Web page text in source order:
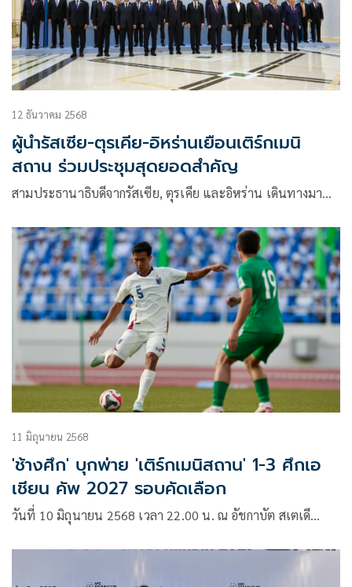
12 ธันวาคม 2568
ผู้นำรัสเซีย-ตุรเคีย-อิหร่านเยือนเติร์กเมนิ
สถาน ร่วมประชุมสุดยอดสำคัญ
สามประธานาธิบดีจากรัสเซีย, ตุรเคีย และอิหร่าน เดินทางมา…
11 มิถุนายน 2568
'ช้างศึก' บุกพ่าย 'เติร์กเมนิสถาน' 1-3 ศึกเอ
เชียน คัพ 2027 รอบคัดเลือก
วันที่ 10 มิถุนายน 2568 เวลา 22.00 น. ณ อัชกาบัต สเตเดี…